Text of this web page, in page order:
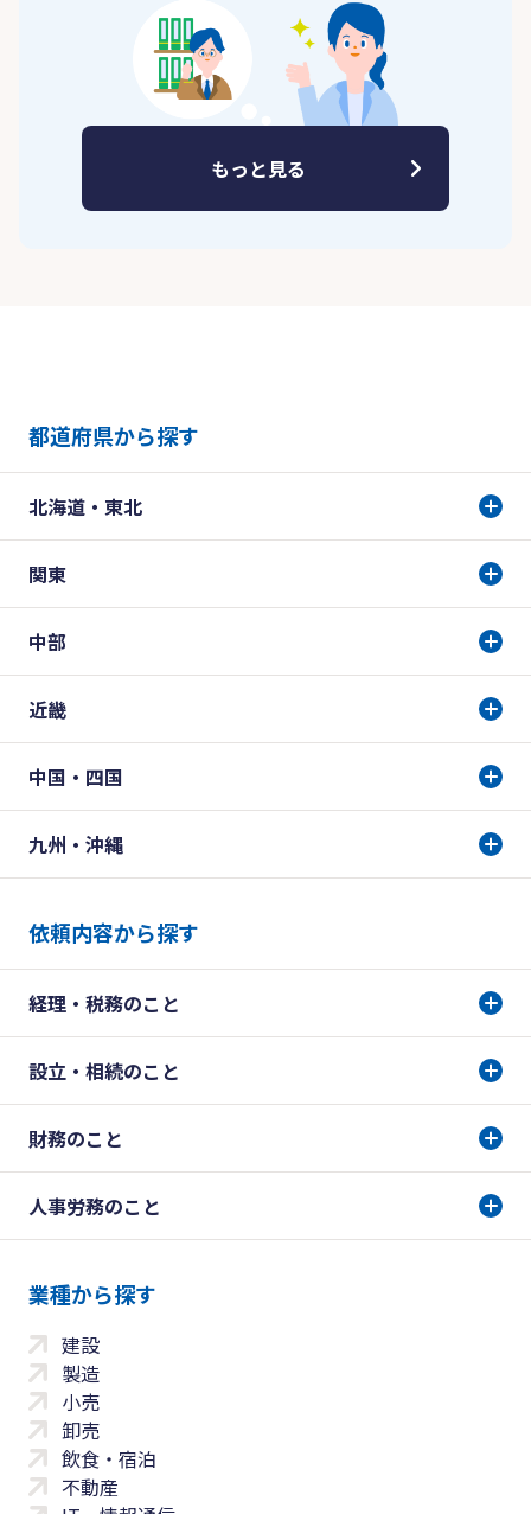
もっと見る
都道府県から探す
北海道・東北
関東
中部
近畿
中国・四国
九州・沖縄
依頼内容から探す
経理・税務のこと
設立・相続のこと
財務のこと
人事労務のこと
業種から探す
建設
製造
小売
卸売
飲食・宿泊
不動産